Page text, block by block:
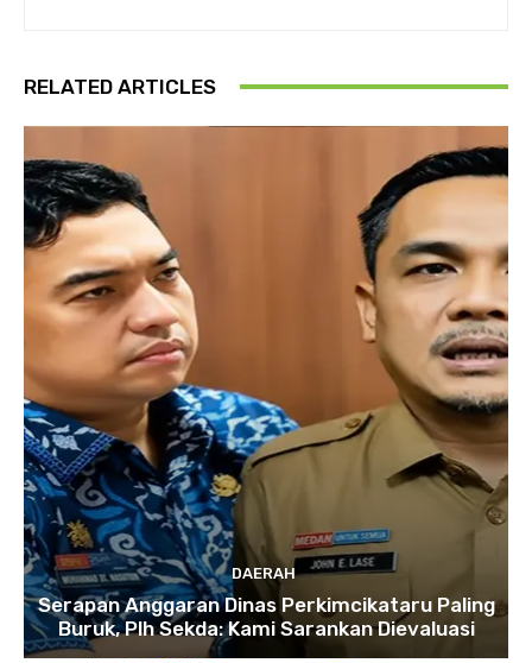
RELATED ARTICLES
DAERAH
Serapan Anggaran Dinas Perkimcikataru Paling
Buruk, Plh Sekda: Kami Sarankan Dievaluasi